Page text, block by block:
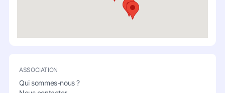
ASSOCIATION
Qui sommes-nous ?